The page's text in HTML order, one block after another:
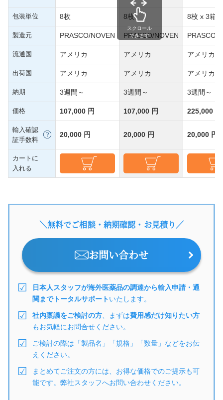
包装単位 8枚 8枚 8枚 x 3箱
製造元 PRASCO/NOVEN PRASCO/NOVEN PRASCO/
流通国 アメリカ アメリカ アメリカ
出荷国 アメリカ アメリカ アメリカ
納期 3週間～ 3週間～ 3週間～
価格 107,000 円 107,000 円 225,000 円
輸入確認
証手数料
20,000 円 20,000 円 20,000 円
カートに
入れる
スクロール
できます
＼無料でご相談・納期確認・お見積り／
お問い合わせ
日本人スタッフが海外医薬品の調達から輸入申請・通
関までトータルサポートいたします。
社内稟議をご検討の方 、まずは費用感だけ知りたい方
もお気軽にお問合せください。
ご検討の際は「製品名」「規格」「数量」などをお伝
えください。
まとめてご注文の方には、お得な価格でのご提示も可
能です。弊社スタッフへお問い合わせください。